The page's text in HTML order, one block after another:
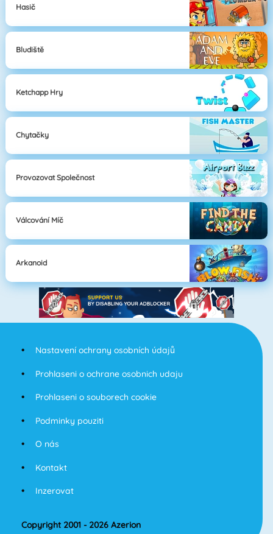
Hasič
Bludiště
Ketchapp Hry
Chytačky
Provozovat Společnost
Válcování Míč
Arkanoid
Nastavení ochrany osobních údajů
Prohlaseni o ochrane osobnich udaju
Prohlaseni o souborech cookie
Podminky pouziti
O nás
Kontakt
Inzerovat
Copyright 2001 - 2026 Azerion